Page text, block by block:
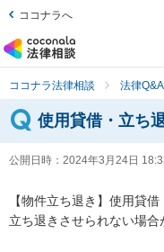
ココナラへ
ココナラ法律相談 法律Q&A
使用貸借・立ち
公開日時： 2024年3月24日
【物件立ち退き】使用貸
立ち退きさせられない場合